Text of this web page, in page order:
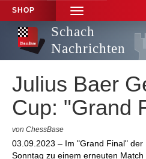
SHOP
TOGGLE
NAVIGATION
Schach
Nachrichten
Julius Baer
Cup: "Grand
von ChessBase
03.09.2023 – Im "Grand Final" der
Sonntag zu einem erneuten